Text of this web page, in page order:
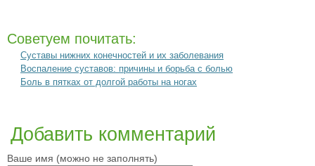
Советуем почитать:
Суставы нижних конечностей и их заболевания
Воспаление суставов: причины и борьба с болью
Боль в пятках от долгой работы на ногах
Добавить комментарий
Ваше имя (можно не заполнять)